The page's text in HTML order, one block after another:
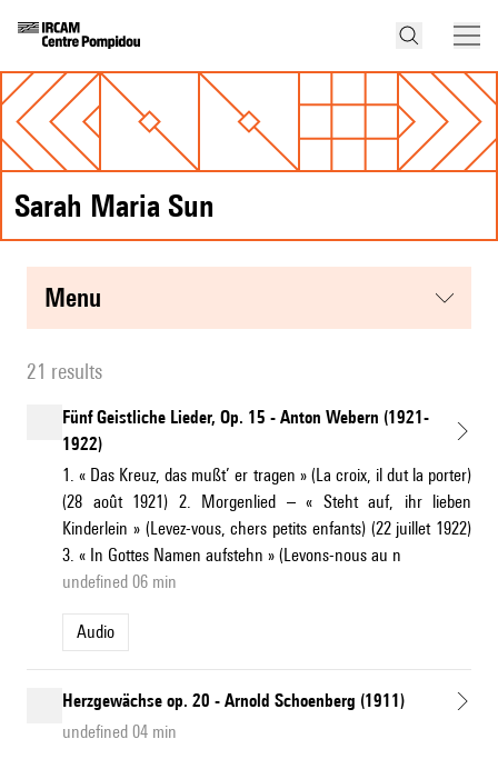
Sarah Maria Sun
menu
21 results
Fünf Geistliche Lieder, Op. 15 - Anton Webern (1921-
1922)
1. « Das Kreuz, das mußt’ er tragen » (La croix, il dut la porter)
(28 août 1921) 2. Morgenlied – « Steht auf, ihr lieben
Kinderlein » (Levez-vous, chers petits enfants) (22 juillet 1922)
3. « In Gottes Namen aufstehn » (Levons-nous au n
undefined 06 min
Audio
Herzgewächse op. 20 - Arnold Schoenberg (1911)
undefined 04 min